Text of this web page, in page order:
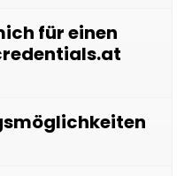
für einen